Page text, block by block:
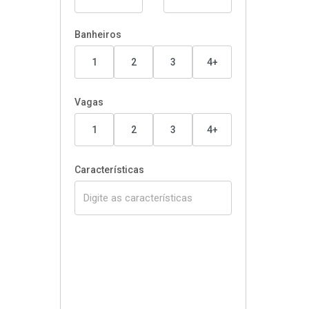
Banheiros
1 2 3 4+
Vagas
1 2 3 4+
Características